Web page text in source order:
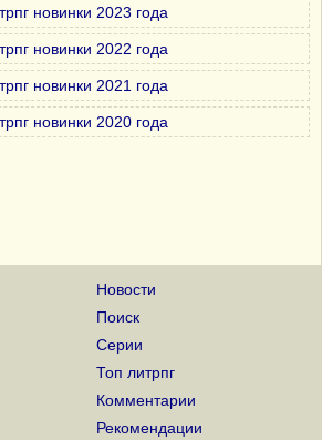
новинки 2023 года
новинки 2022 года
новинки 2021 года
новинки 2020 года
Новости
Поиск
Серии
Топ литрпг
Комментарии
Рекомендации